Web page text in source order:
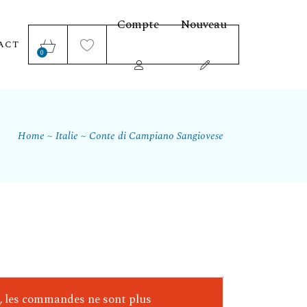
0
Compte Nouveau
Home Italie Conte di Campiano Sangiovese
commandes ne sont plus